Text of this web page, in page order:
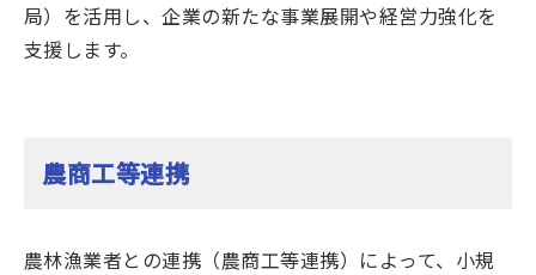
局）を活用し、企業の新たな事業展開や経営力強化を
支援します。
農商工等連携
農林漁業者との連携（農商工等連携）によって、小規